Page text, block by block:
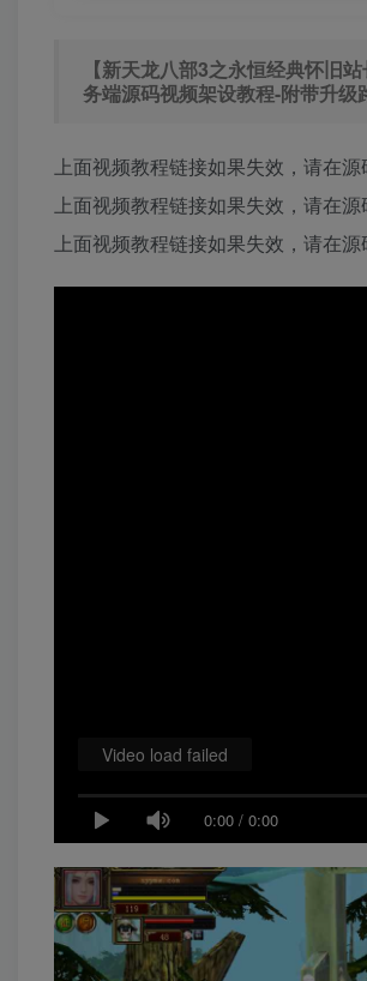
【新天龙八部3之永恒经典怀旧
务端源码视频架设教程-附带升级
上面视频教程链接如果失效，请在源
上面视频教程链接如果失效，请在源
上面视频教程链接如果失效，请在源
0:00 / 0:00
Video load failed